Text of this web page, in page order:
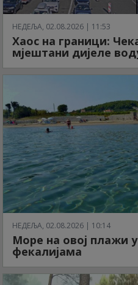
НЕДЕЉА, 02.08.2026 | 11:53
Хаос на граници:
мјештани дијеле
НЕДЕЉА, 02.08.2026 | 10:14
Море на овој плажи
фекалијама